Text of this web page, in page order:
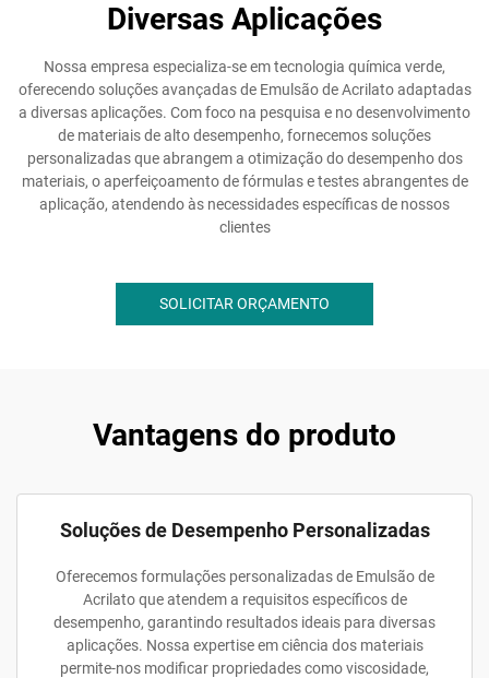
Diversas Aplicações
Nossa empresa especializa-se em tecnologia química verde,
oferecendo soluções avançadas de Emulsão de Acrilato adaptadas
a diversas aplicações. Com foco na pesquisa e no desenvolvimento
de materiais de alto desempenho, fornecemos soluções
personalizadas que abrangem a otimização do desempenho dos
materiais, o aperfeiçoamento de fórmulas e testes abrangentes de
aplicação, atendendo às necessidades específicas de nossos
clientes
SOLICITAR ORÇAMENTO
Vantagens do produto
Soluções de Desempenho Personalizadas
Oferecemos formulações personalizadas de Emulsão de
Acrilato que atendem a requisitos específicos de
desempenho, garantindo resultados ideais para diversas
aplicações. Nossa expertise em ciência dos materiais
permite-nos modificar propriedades como viscosidade,